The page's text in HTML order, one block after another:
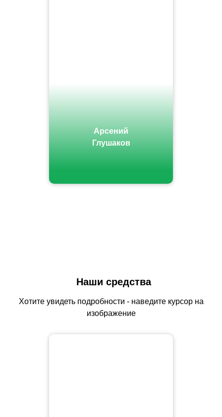
Арсений
Глушаков
Наши средства
Хотите увидеть подробности - наведите курсор на
изображение